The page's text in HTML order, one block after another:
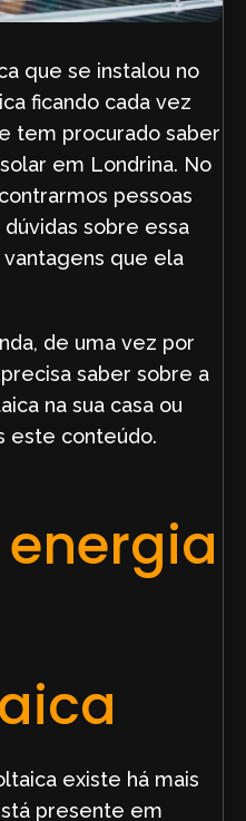
que se instalou no
ficando cada vez
tem procurado saber
em Londrina. No
pessoas
sobre essa
que ela
de uma vez por
saber sobre a
na sua casa ou
este conteúdo.
existe há mais
presente em